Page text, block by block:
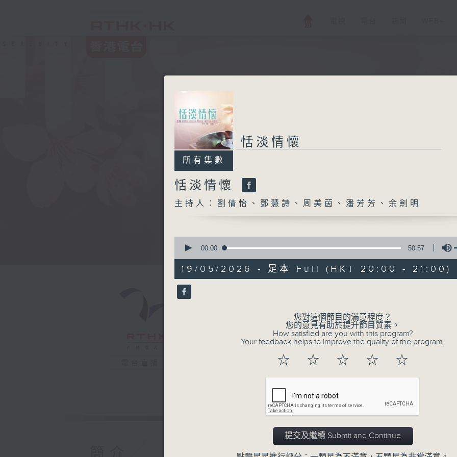
所有集數
恬淡情懷
所有集數
恬淡情懷
恬淡情懷
主持人：劉倩怡、鄧慧詩、周美茵、潘芳芳、余劍明
seconds
50
minutes,
57
seconds
90%
00:00 50:57
19/05/2026 - 足本 Full (HKT 20:00 - 21:00)
您對這個節目的滿意程度？
您的意見有助於提升節目質素。
How satisfied are you with this program?
Your feedback helps to improve the quality of the program.
☆ ☆ ☆ ☆ ☆
提交及繼續 Submit and Continue